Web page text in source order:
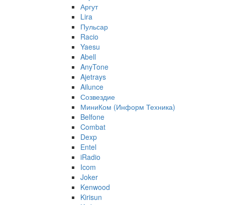
Аргут
Lira
Пульсар
Racio
Yaesu
Abell
AnyTone
Ajetrays
Ailunce
Созвездие
МиниКом (Информ Техника)
Belfone
Combat
Dexp
Entel
iRadio
Icom
Joker
Kenwood
Kirisun